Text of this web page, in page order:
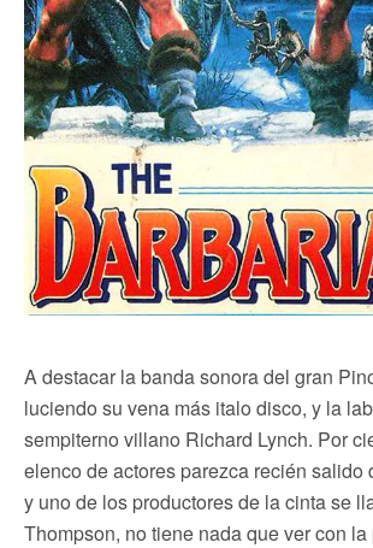
A destacar la banda sonora del gran
luciendo su vena más italo disco, y la
sempiterno villano Richard Lynch. Por
elenco de actores parezca recién salido
y uno de los productores de la cinta se
Thompson, no tiene nada que ver con